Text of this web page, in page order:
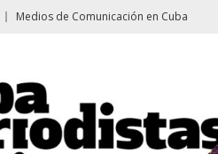
Medios de Comunicación en Cuba